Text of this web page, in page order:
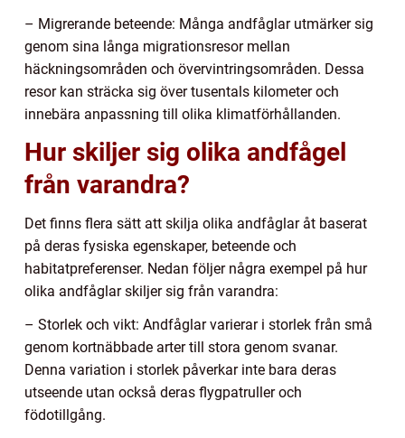
– Migrerande beteende: Många andfåglar utmärker sig
genom sina långa migrationsresor mellan
häckningsområden och övervintringsområden. Dessa
resor kan sträcka sig över tusentals kilometer och
innebära anpassning till olika klimatförhållanden.
Hur skiljer sig olika andfågel
från varandra?
Det finns flera sätt att skilja olika andfåglar åt baserat
på deras fysiska egenskaper, beteende och
habitatpreferenser. Nedan följer några exempel på hur
olika andfåglar skiljer sig från varandra:
– Storlek och vikt: Andfåglar varierar i storlek från små
genom kortnäbbade arter till stora genom svanar.
Denna variation i storlek påverkar inte bara deras
utseende utan också deras flygpatruller och
födotillgång.